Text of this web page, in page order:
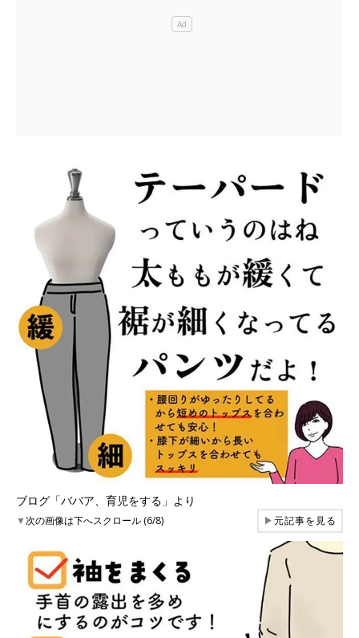
ブログ「ババア、育児をする」より
▼次の画像は下へスクロール (6/8) ▶元記事を見る